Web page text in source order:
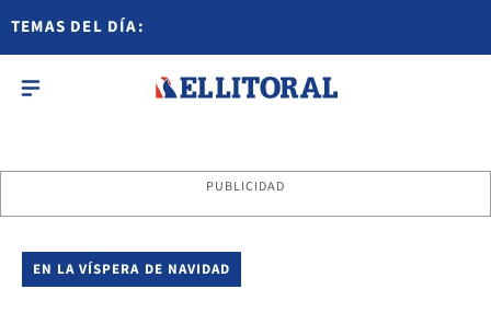
TEMAS DEL DÍA:
PUBLICIDAD
EN LA VÍSPERA DE NAVIDAD